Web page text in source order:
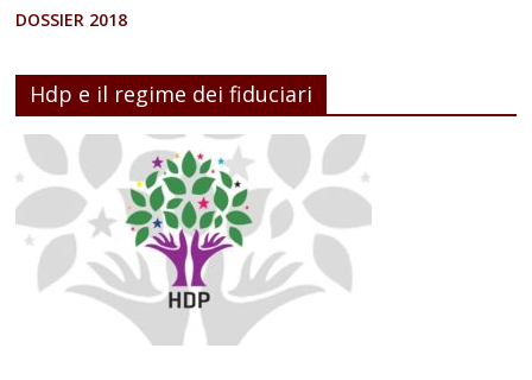
DOSSIER 2018
Hdp e il regime dei fiduciari